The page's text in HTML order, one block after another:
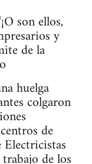
son ellos,
y
de la
huelga
colgaron
de